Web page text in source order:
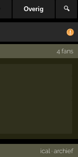
Overig 🔍
4 fans
ical· archief